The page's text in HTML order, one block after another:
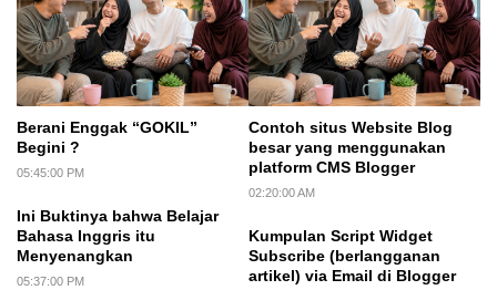
Berani Enggak “GOKIL”
Begini ?
05:45:00 PM
Ini Buktinya bahwa Belajar
Bahasa Inggris itu
Menyenangkan
05:37:00 PM
Contoh situs Website Blog
besar yang menggunakan
platform CMS Blogger
02:20:00 AM
Kumpulan Script Widget
Subscribe (berlangganan
artikel) via Email di Blogger